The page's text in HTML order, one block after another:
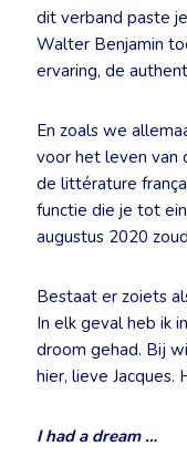
dit verband paste
Walter Benjamin
ervaring, de
En zoals we
voor het leven van
de littérature
functie die je tot
augustus 2020
Bestaat er zoiets
In elk geval heb ik
droom gehad. Bij
hier, lieve Jacques.
I had a dream …